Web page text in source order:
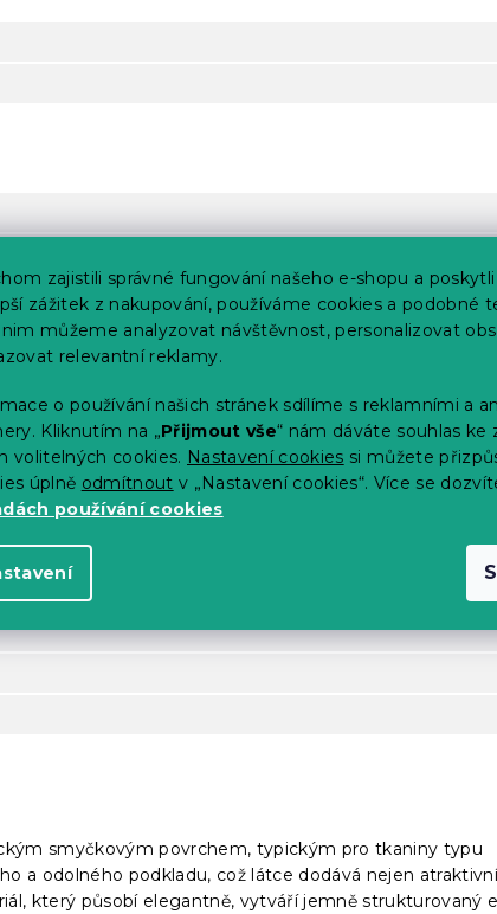
zajistili správné fungování našeho e-shopu a
zážitek z nakupování, používáme cookies a podobné
můžeme analyzovat návštěvnost, personalizovat
relevantní reklamy.
o používání našich stránek sdílíme s reklamními a
Kliknutím na „Přijmout vše“ nám dáváte souhlas ke
volitelných cookies. Nastavení cookies si můžete
úplně odmítnout v „Nastavení cookies“. Více se
používání cookies
smyčkovým povrchem, typickým pro tkaniny typu
a odolného podkladu, což látce dodává nejen atraktivní
který působí elegantně, vytváří jemně strukturovaný